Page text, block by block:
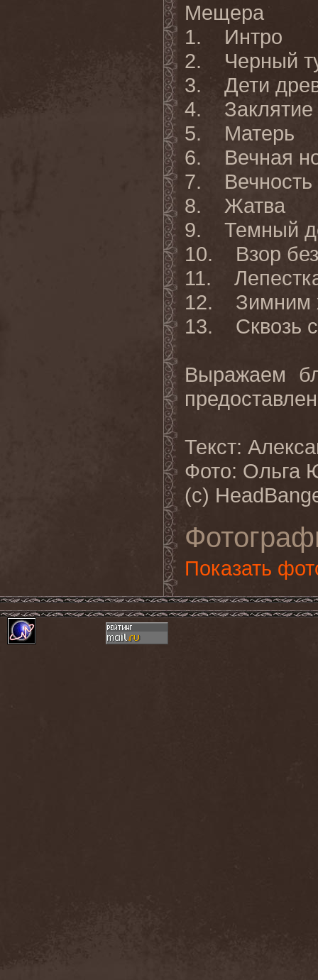
Мещера
1. Интро
2. Черный
3. Дети
4. Заклятие
5. Матерь
6. Вечная
7. Вечность
8. Жатва
9. Темный
10. Взор
11.
12. Зимним
13. Сквозь
Выражаем
Текст:
Фото: Ольга
(с)
Показать